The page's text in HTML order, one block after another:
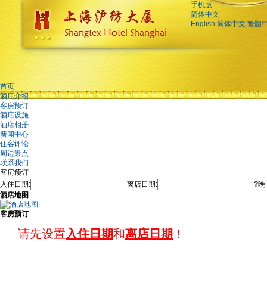
手机版
简体中文
English 简体中文 繁體
首页
酒店介绍
客房预订
酒店设施
酒店相册
新闻中心
住客评论
周边景点
联系我们
客房预订
入住日期:
离店日期: ?晚
酒店地图
客房预订
请先设置入住日期和离店日期 ！